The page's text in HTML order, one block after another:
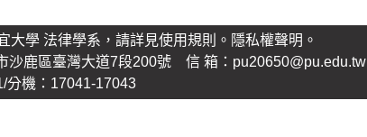
大學 法律學系，請詳見使用規則。 隱私權聲明 。
沙鹿區臺灣大道7段200號 信 箱：pu20650@pu.edu.tw
分機：17041-17043